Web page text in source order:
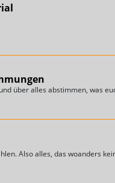
über alles abstimmen, was
Also alles, das woanders